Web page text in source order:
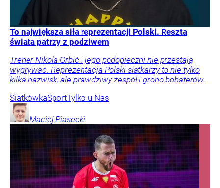
To największa siła reprezentacji Polski. Reszta
świata patrzy z podziwem
Trener Nikola Grbić i jego podopieczni nie przestają
wygrywać. Reprezentacja Polski siatkarzy to nie tylko
kilka nazwisk, ale prawdziwy zespół i grono bohaterów.
SiatkówkaSportTylko u Nas
Maciej Piasecki